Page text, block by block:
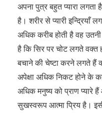
अपना पुत्र बहुत प्यारा लगता
है। शरीर से प्यारी इन्द्रियाँ
अधिक करीब होती है वह
है कि सिर पर चोट लगते वक्त
बचाने की चेष्टा करने लगते हैं
अपेक्षा अधिक निकट होने के
अधिक मनुष्य को प्राण प्यारे
सुखस्वरूप आत्मा प्रिय है।